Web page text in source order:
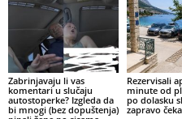
Zabrinjavaju li vas
komentari u slučaju
autostoperke? Izgleda da
bi mnogi (bez dopuštenja)
Rezervisali
minute od
po dolasku
zapravo čeka